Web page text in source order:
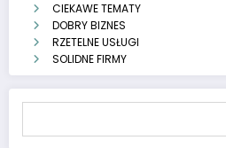
CIEKAWE TEMATY
DOBRY BIZNES
RZETELNE USŁUGI
SOLIDNE FIRMY